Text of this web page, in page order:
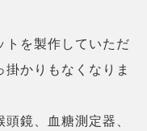
トを製作していただ
かりもなくなりま
鏡、血糖測定器、